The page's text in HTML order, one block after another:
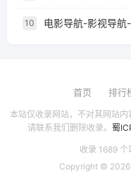
10 电影导航-影视导
首页 排行
本站仅收录网站，不对其网站
请联系我们删除收录。 蜀
收录 1689
Copyright © 2026